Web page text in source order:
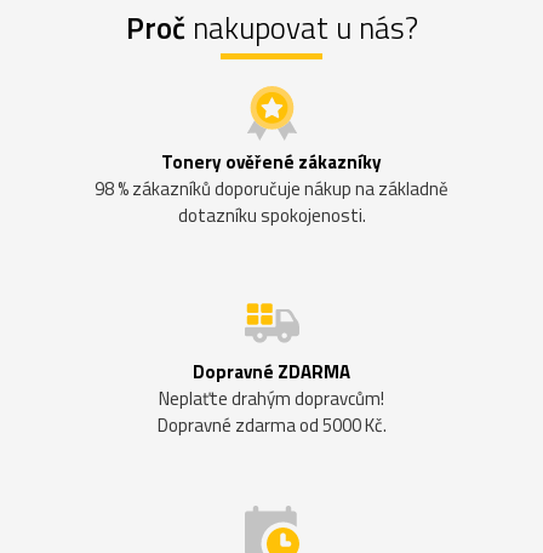
Proč nakupovat u nás?
Tonery ověřené zákazníky
98 % zákazníků doporučuje nákup na základně
dotazníku spokojenosti.
Dopravné ZDARMA
Neplaťte drahým dopravcům!
Dopravné zdarma od 5000 Kč.